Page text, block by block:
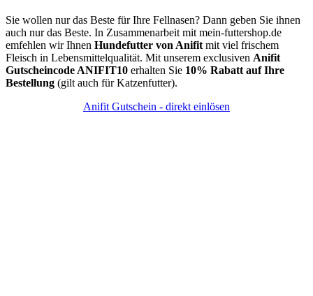
Sie wollen nur das Beste für Ihre Fellnasen? Dann geben Sie ihnen
auch nur das Beste. In Zusammenarbeit mit mein-futtershop.de
emfehlen wir Ihnen Hundefutter von Anifit mit viel frischem
Fleisch in Lebensmittelqualität. Mit unserem exclusiven Anifit
Gutscheincode ANIFIT10 erhalten Sie 10% Rabatt auf Ihre
Bestellung (gilt auch für Katzenfutter).
Anifit Gutschein - direkt einlösen